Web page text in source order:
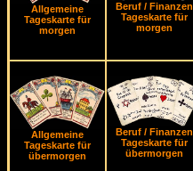
Allgemeine
Tageskarte für
morgen
Beruf / Finanzen
Tageskarte für
morgen
Allgemeine
Tageskarte für
übermorgen
Beruf / Finanzen
Tageskarte für
übermorgen